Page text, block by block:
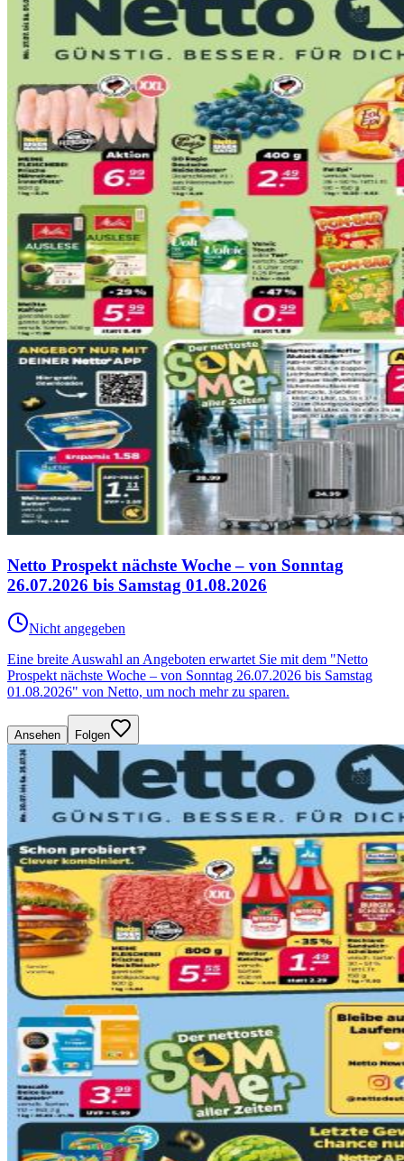
Netto Prospekt nächste Woche – von Sonntag
26.07.2026 bis Samstag 01.08.2026
Nicht angegeben
Eine breite Auswahl an Angeboten erwartet Sie mit dem "Netto
Prospekt nächste Woche – von Sonntag 26.07.2026 bis Samstag
01.08.2026" von Netto, um noch mehr zu sparen.
Ansehen Folgen